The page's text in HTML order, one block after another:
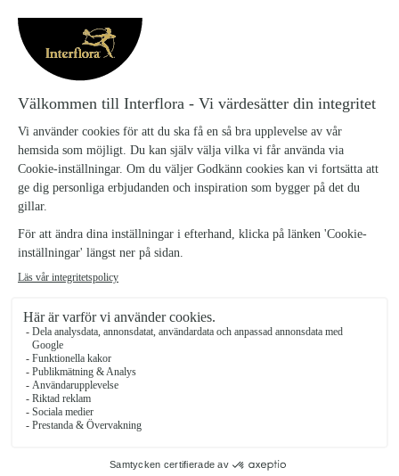
BLOMJORD 18L
Blomjord-18L_2
79 kr
Planteringsjord 18 liter
Antal